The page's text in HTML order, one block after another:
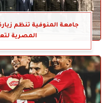
جامعة المنوفية تنظم
المصرية